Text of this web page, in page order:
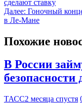
сделают ставку
Далее: Гоночный
в Ле-Мане
Похожие
В России
ТАСС2 месяца спустя